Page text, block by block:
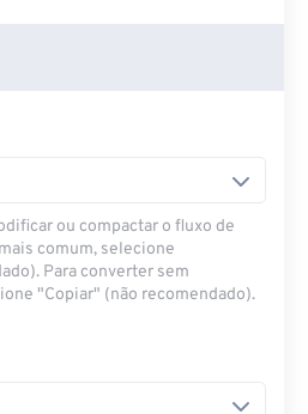
ou compactar o fluxo de
comum, selecione
Para converter sem
"Copiar" (não recomendado).